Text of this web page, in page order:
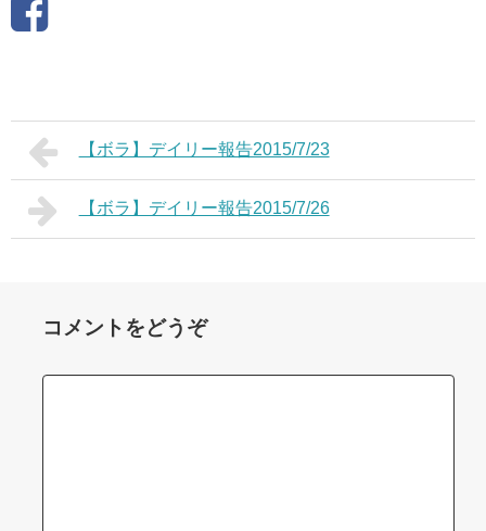
【ボラ】デイリー報告2015/7/23
【ボラ】デイリー報告2015/7/26
コメントをどうぞ